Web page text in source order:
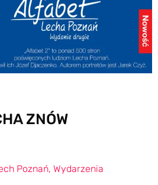
ZNÓW
Poznań, Wydarzenia